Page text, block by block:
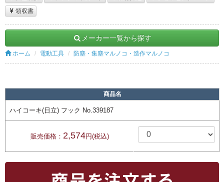
領収書
メーカー一覧から探す
ホーム 電動工具 防塵・集塵マルノコ・造作マルノコ
商品名
ハイコーキ(日立) フック No.339187
販売価格： 2,574円(税込)